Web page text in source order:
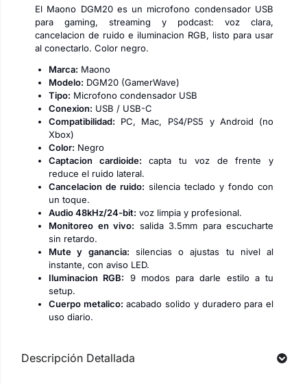
El Maono DGM20 es un microfono condensador USB
para gaming, streaming y podcast: voz clara,
cancelacion de ruido e iluminacion RGB, listo para usar
al conectarlo. Color negro.
Marca: Maono
Modelo: DGM20 (GamerWave)
Tipo: Microfono condensador USB
Conexion: USB / USB-C
Compatibilidad: PC, Mac, PS4/PS5 y Android (no
Xbox)
Color: Negro
Captacion cardioide: capta tu voz de frente y
reduce el ruido lateral.
Cancelacion de ruido: silencia teclado y fondo con
un toque.
Audio 48kHz/24-bit: voz limpia y profesional.
Monitoreo en vivo: salida 3.5mm para escucharte
sin retardo.
Mute y ganancia: silencias o ajustas tu nivel al
instante, con aviso LED.
Iluminacion RGB: 9 modos para darle estilo a tu
setup.
Cuerpo metalico: acabado solido y duradero para el
uso diario.
Descripción Detallada